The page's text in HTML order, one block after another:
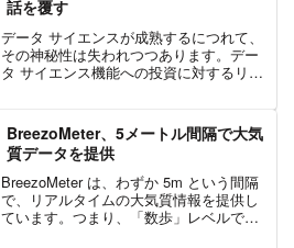
います。
話を覆す
データ サイエンスが成熟するにつれて、
その神秘性は失われつつあります。デー
タ サイエンス機能への投資に対するリタ
見るようになってきています。しかし、
データ サイエンス...
BreezoMeter、5メートル間隔で大気
質データを提供
BreezoMeter は、わずか 5m という間隔
で、リアルタイムの大気質情報を提供し
ています。つまり、「数歩」レベルで大